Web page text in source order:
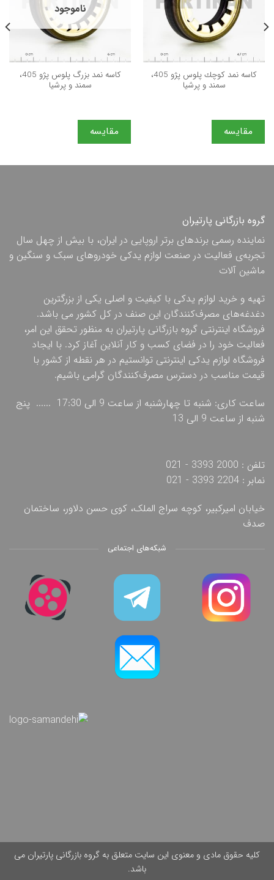
كاسه نمد كوچك پلوس پژو 405،
سمند و پرشيا
مقایسه
ناموجود
كاسه نمد بزرگ پلوس پژو 405،
سمند و پرشيا
مقایسه
گروه بازرگانی پارتیران
نماینده رسمی برندهای برتر اروپایی در ایران، با بیش از چهل سال
تجربه‌ی فعالیت در صنعت لوازم یدکی خودروهای سبک و سنگین و
ماشین آلات
تهیه و خرید لوازم یدکی با کیفیت و اصلی یکی از بزرگترین
دغدغه‌های مصرف‌کنندگان این صنف در کل کشور می باشد.
فروشگاه اینترنتی گروه بازرگانی پارتیران به منظور تحقق این امر،
فعالیت خود را در فضای کسب و کار آنلاین آغاز کرد. با ایجاد
فروشگاه لوازم یدکی اینترنتی توانستیم در هر نقطه از کشور با
قیمت مناسب در دسترس مصرف‌کنندگان گرامی باشیم.
ساعت کاری: شنبه تا چهارشنبه از ساعت 9 الی 17:30 ...... پنج
شنبه از ساعت 9 الی 13
تلفن : 2000 3393 - 021
نمابر : 2204 3393 - 021
خیابان امیرکبیر، کوچه سراج الملک، کوی حسن دلاور، ساختمان
صدف
شبکه‌های اجتماعی
کلیه حقوق مادی و معنوی این سایت متعلق به گروه بازرگانی پارتیران می
باشد.